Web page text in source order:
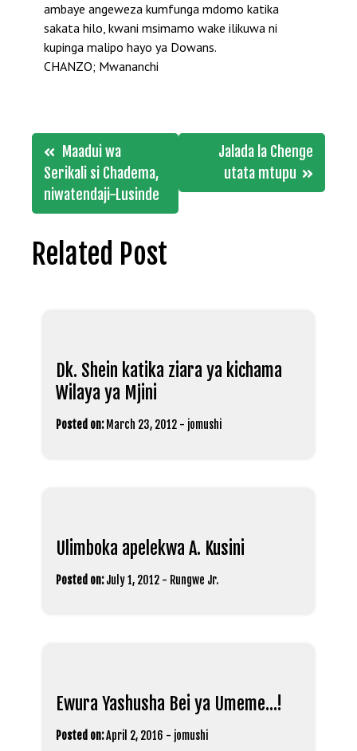
ambaye angeweza kumfunga mdomo katika
sakata hilo, kwani msimamo wake ilikuwa ni
kupinga malipo hayo ya Dowans.
CHANZO; Mwananchi
Post
navigation
Maadui wa
Serikali si Chadema,
niwatendaji-Lusinde
Jalada la Chenge
utata mtupu
Related Post
Dk. Shein katika ziara ya kichama
Wilaya ya Mjini
Posted on: March 23, 2012 - jomushi
Ulimboka apelekwa A. Kusini
Posted on: July 1, 2012 - Rungwe Jr.
Ewura Yashusha Bei ya Umeme…!
Posted on:April 2, 2016 - jomushi